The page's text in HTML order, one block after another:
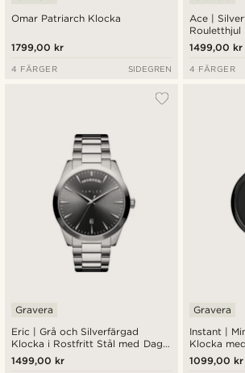
Omar Patriarch Klocka
1799,00 kr
4 FÄRGER SIDEGREN
Ace |
Rouletthjul
1499,00 kr
4 FÄRGER
Eric | Grå och Silverfärgad
Klocka i Rostfritt Stål med Dag
och Datum
Gravera
1499,00 kr
Instant |
Klocka
Gravera
1099,00 kr